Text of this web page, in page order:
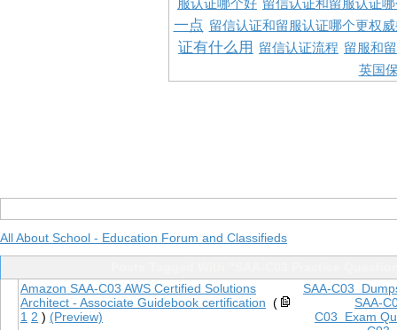
服认证哪个好 留信认证和留服认证
一点 留信认证和留服认证哪个更权
证有什么用 留信认证流程 留服和
英国
All About School - Education Forum and Classifieds
SAA-C03
SAA-
C03 Exam
Amazon SAA-C03 AWS Certified Solutions
Architect - Associate Guidebook certification (
1 2 ) (Preview)